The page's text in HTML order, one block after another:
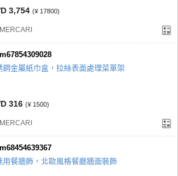
3,754 (¥ 17800)
MERCARI
m67854309028
鋼金屬紙巾盒，拉絲表面處理菜單架
316 (¥ 1500)
MERCARI
m68454639367
用餐牆飾，北歐風格餐廳牆面裝飾